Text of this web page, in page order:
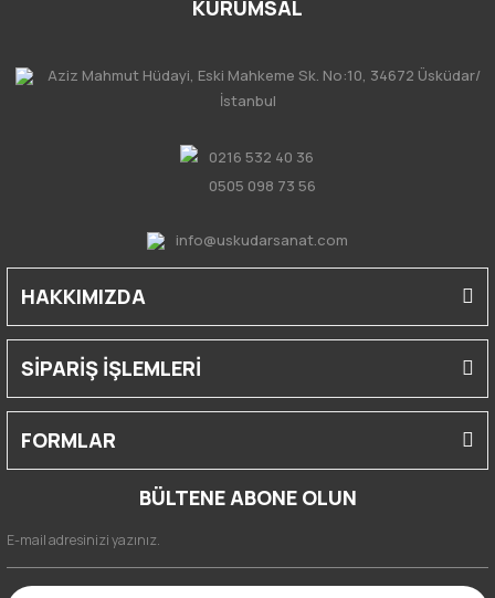
KURUMSAL
Aziz Mahmut Hüdayi, Eski Mahkeme Sk. No:10, 34672 Üsküdar/
İstanbul
0216 532 40 36
0505 098 73 56
info@uskudarsanat.com
HAKKIMIZDA
SİPARİŞ İŞLEMLERİ
FORMLAR
BÜLTENE ABONE OLUN